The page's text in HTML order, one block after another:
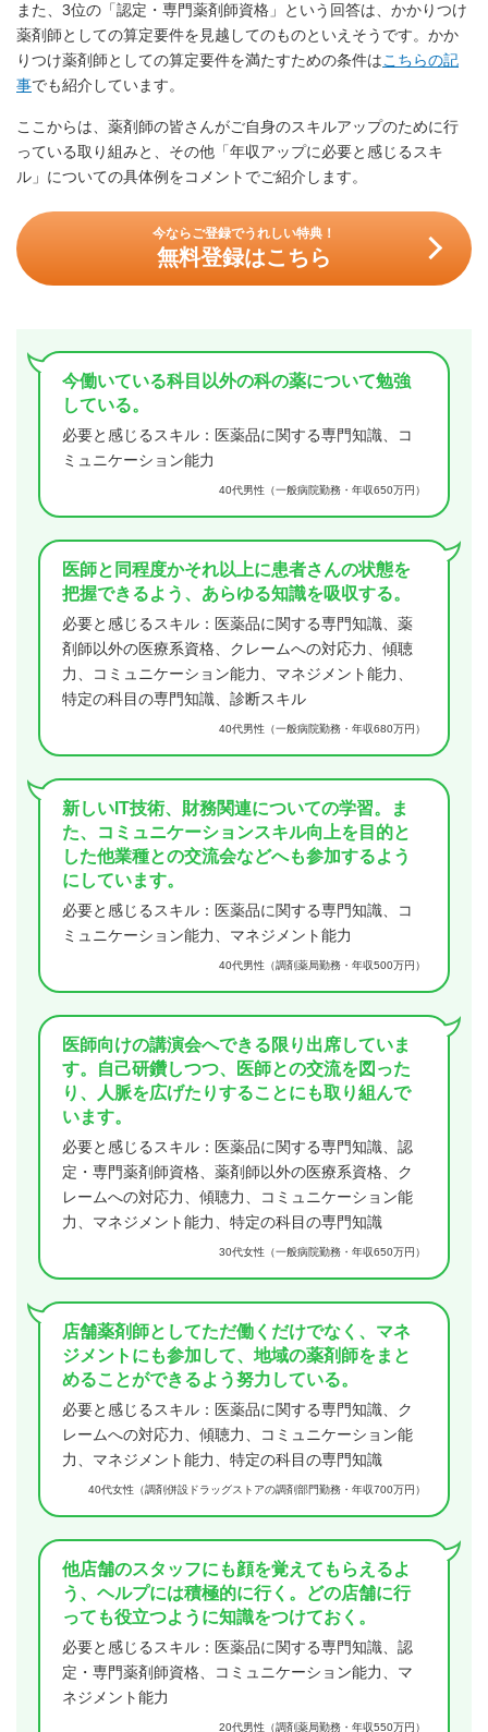
また、3位の「認定・専門薬剤師資格」という回答は、かかりつけ
薬剤師としての算定要件を見越してのものといえそうです。かか
りつけ薬剤師としての算定要件を満たすための条件はこちらの記
事でも紹介しています。
ここからは、薬剤師の皆さんがご自身のスキルアップのために行
っている取り組みと、その他「年収アップに必要と感じるスキ
ル」についての具体例をコメントでご紹介します。
今ならご登録でうれしい特典！
無料登録はこちら
今働いている科目以外の科の薬について勉強
している。
必要と感じるスキル：医薬品に関する専門知識、コ
ミュニケーション能力
40代男性（一般病院勤務・年収650万円）
医師と同程度かそれ以上に患者さんの状態を
把握できるよう、あらゆる知識を吸収する。
必要と感じるスキル：医薬品に関する専門知識、薬
剤師以外の医療系資格、クレームへの対応力、傾聴
力、コミュニケーション能力、マネジメント能力、
特定の科目の専門知識、診断スキル
40代男性（一般病院勤務・年収680万円）
新しいIT技術、財務関連についての学習。ま
た、コミュニケーションスキル向上を目的と
した他業種との交流会などへも参加するよう
にしています。
必要と感じるスキル：医薬品に関する専門知識、コ
ミュニケーション能力、マネジメント能力
40代男性（調剤薬局勤務・年収500万円）
医師向けの講演会へできる限り出席していま
す。自己研鑽しつつ、医師との交流を図った
り、人脈を広げたりすることにも取り組んで
います。
必要と感じるスキル：医薬品に関する専門知識、認
定・専門薬剤師資格、薬剤師以外の医療系資格、ク
レームへの対応力、傾聴力、コミュニケーション能
力、マネジメント能力、特定の科目の専門知識
30代女性（一般病院勤務・年収650万円）
店舗薬剤師としてただ働くだけでなく、マネ
ジメントにも参加して、地域の薬剤師をまと
めることができるよう努力している。
必要と感じるスキル：医薬品に関する専門知識、ク
レームへの対応力、傾聴力、コミュニケーション能
力、マネジメント能力、特定の科目の専門知識
40代女性（調剤併設ドラッグストアの調剤部門勤務・年収700万円）
他店舗のスタッフにも顔を覚えてもらえるよ
う、ヘルプには積極的に行く。どの店舗に行
っても役立つように知識をつけておく。
必要と感じるスキル：医薬品に関する専門知識、認
定・専門薬剤師資格、コミュニケーション能力、マ
ネジメント能力
20代男性（調剤薬局勤務・年収550万円）